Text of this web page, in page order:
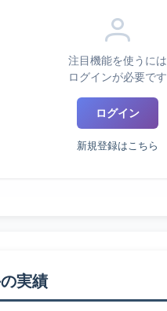
注目機能を使うには
ログインが必要です
ログイン
新規登録はこちら
実績